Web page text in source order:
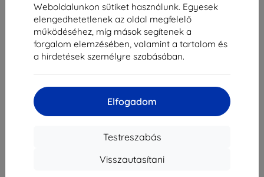
Weboldalunkon sütiket használunk. Egyesek
elengedhetetlenek az oldal megfelelő
működéséhez, míg mások segítenek a
forgalom elemzésében, valamint a tartalom és
a hirdetések személyre szabásában.
Elfogadom
Testreszabás
Visszautasítani
Írjon nekünk
Hétfőtől péntekig:
Online8:00 - 16:00